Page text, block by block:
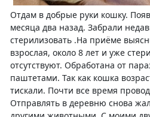
Отдам в добрые руки кошку.
месяца два назад. Забрали
стерилизовать .На приёме
взрослая, около 8 лет и уже
отсутствуют. Обработана от
паштетами. Так как кошка
тискали. Почти все время
Отправлять в деревню снова